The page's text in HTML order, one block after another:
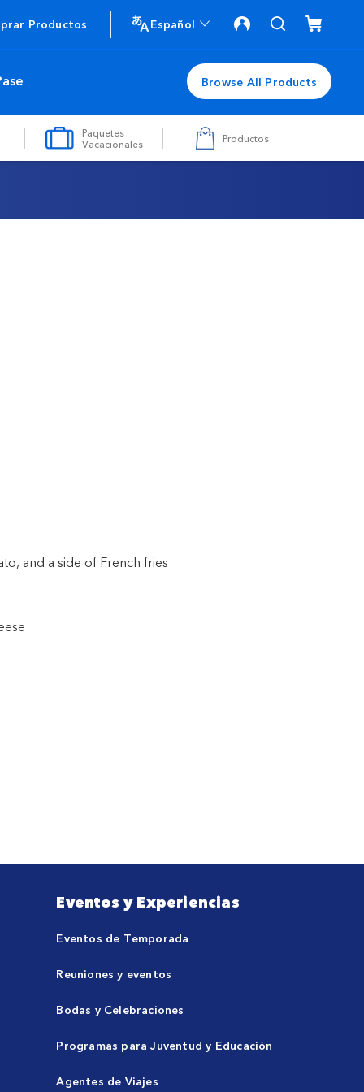
Productos Español
Browse All Products
Paquetes
Vacacionales
Productos
and a side of French fries
Eventos y Experiencias
Eventos de Temporada
Reuniones y eventos
Bodas y Celebraciones
Programas para Juventud y Educación
Agentes de Viajes